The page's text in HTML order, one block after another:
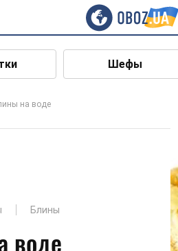
Шефы
на воде
Блины
воде